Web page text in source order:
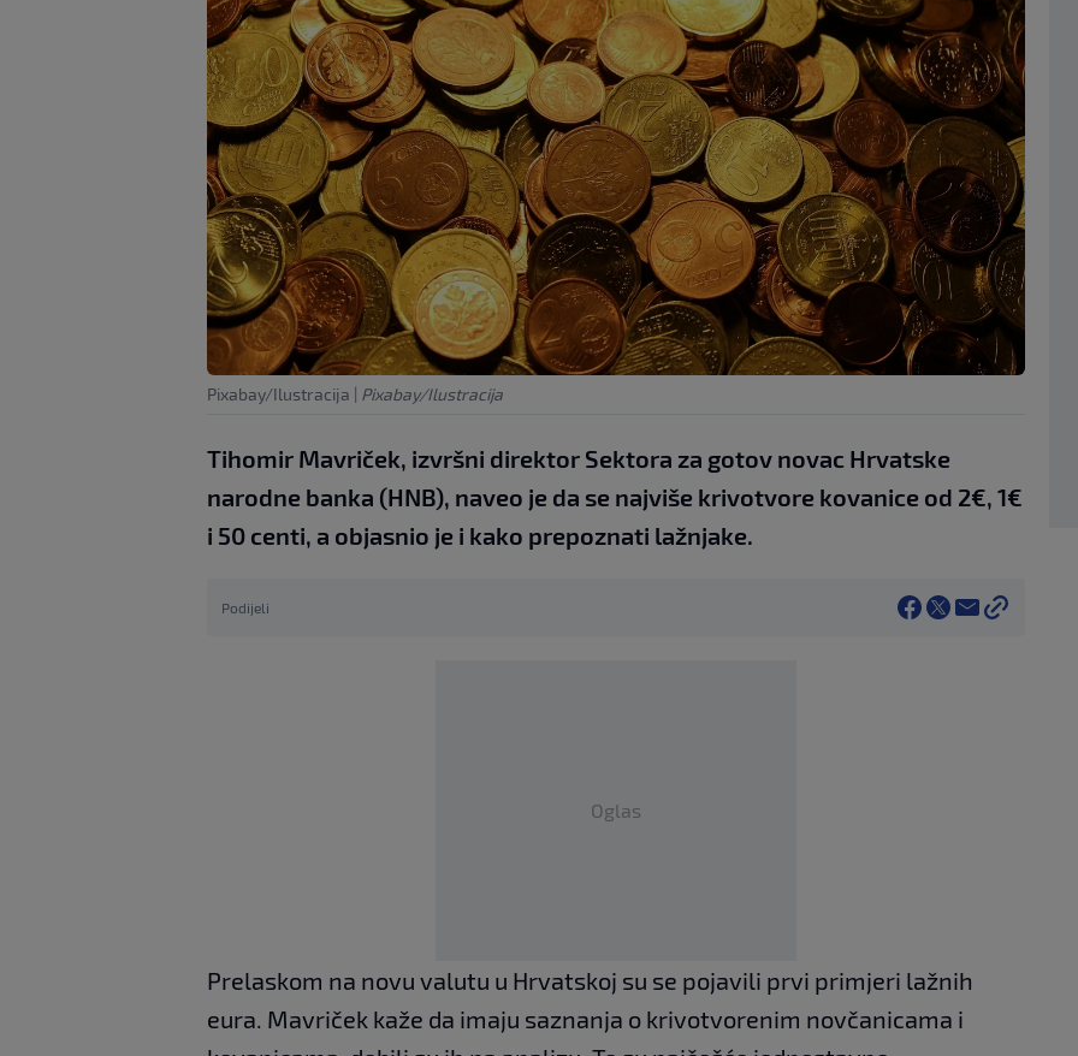
Pixabay/Ilustracija | Pixabay/Ilustracija
Tihomir Mavriček, izvršni direktor Sektora za gotov novac Hrvatske
narodne banka (HNB), naveo je da se najviše krivotvore kovanice od 2€, 1€
i 50 centi, a objasnio je i kako prepoznati lažnjake.
Podijeli
Oglas
Prelaskom na novu valutu u Hrvatskoj su se pojavili prvi primjeri lažnih
eura. Mavriček kaže da imaju saznanja o krivotvorenim novčanicama i